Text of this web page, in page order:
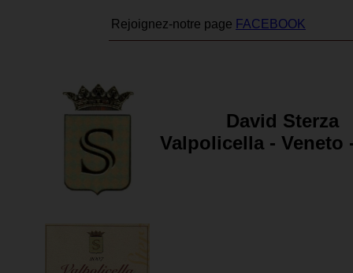
Rejoignez-notre page FACEBOOK
David Sterza
Valpolicella - Veneto